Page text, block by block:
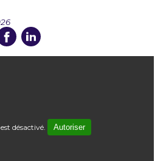
désactivé. Autoriser